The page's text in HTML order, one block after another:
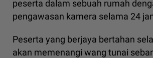
peserta dalam sebuah rumah
pengawasan kamera selama 24
Peserta yang berjaya bertahan
akan memenangi wang tunai